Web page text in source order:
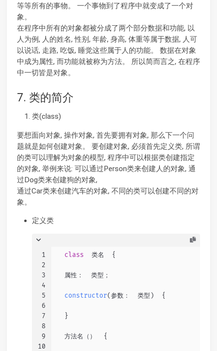
等等所有的事物。 一个事物到了程序中就变成了一个对
象。
在程序中所有的对象都被分成了两个部分数据和功能, 以
人为例, 人的姓名, 性别, 年龄, 身高, 体重等属于数据, 人可
以说话, 走路, 吃饭, 睡觉这些属于人的功能。 数据在对象
中成为属性, 而功能就被称为方法。 所以简而言之, 在程序
中一切皆是对象。
7. 类的简介
类(class)
要想面向对象, 操作对象, 首先要拥有对象, 那么下一个问
题就是如何创建对象。 要创建对象, 必须首先定义类, 所谓
的类可以理解为对象的模型, 程序中可以根据类创建指定
的对象, 举例来说: 可以通过Person类来创建人的对象, 通
过Dog类来创建狗的对象,
通过Car类来创建汽车的对象, 不同的类可以创建不同的对
象。
定义类
1
2
3
4
5
6
7
8
9
10
class
  类名  {
  属性：  类型；
constructor(参数：  类型 )  {
  }
  方法名（）  {